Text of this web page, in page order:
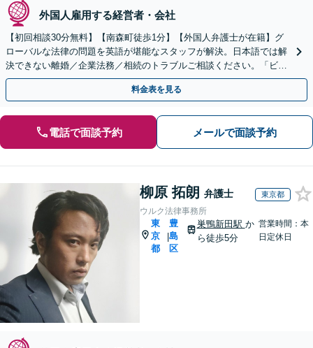
外国人雇用する経営者・会社
【初回相談30分無料】【南森町徒歩1分】【外国人弁護士が在籍】グ
ローバルな法律の問題を英語が堪能なスタッフが解決。日本語では解
決できない離婚／企業法務／相続のトラブルご相談ください。「ビザ
の申請」「日本国籍の取得」サポートします。
料金表を見る
電話で面談予約 メールで面談予約
柳原 拓朗 弁護士 東京都
ウルク法律事務所
東
京
都
|
豊
島
区
巣鴨新田駅 か
ら徒歩5分
営業時間：本
日定休日